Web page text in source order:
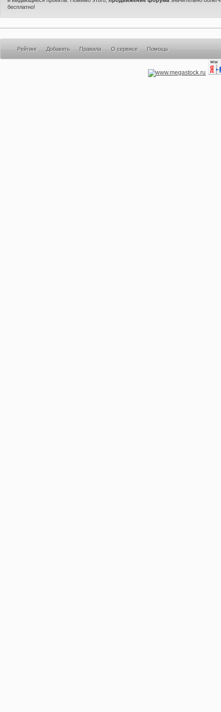
бесплатно!
Рейтинг Добавить Правила О сервисе Помощь